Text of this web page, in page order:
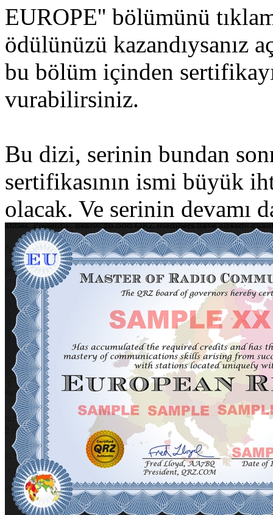
EUROPE'' bölümünü
ödülünüzü kazandıysanız
bu bölüm içinden
vurabilirsiniz.
Bu dizi, serinin bundan
sertifikasının ismi büyük
olacak. Ve serinin devamı